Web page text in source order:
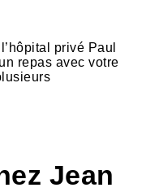
privé Paul
repas avec votre
Jean